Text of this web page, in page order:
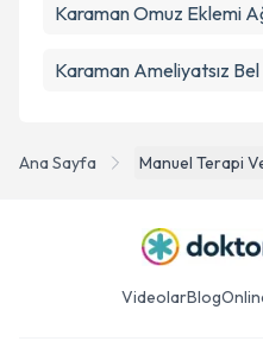
Ana Sayfa Manuel Terapi
Karaman Omuz Eklemi
Karaman Ameliyatsız Bel
VideolarBlog